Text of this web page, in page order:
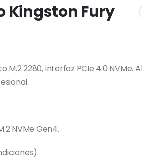
Kingston Fury
M.2 2280, interfaz PCIe 4.0 NVMe.
NVMe Gen4.